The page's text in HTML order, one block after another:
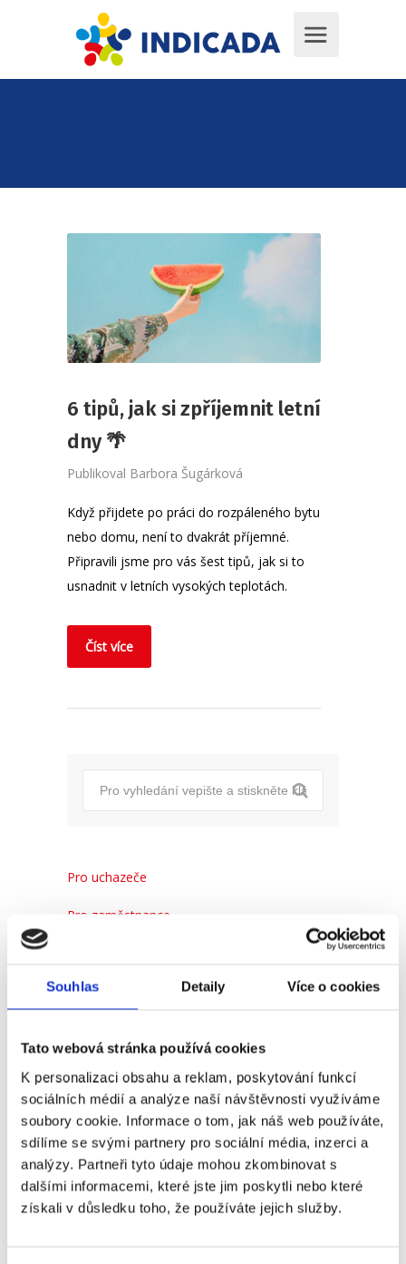
Souhlas Detaily Více o cookies
Tato webová stránka používá cookies
K personalizaci obsahu a reklam, poskytování funkcí
sociálních médií a analýze naší návštěvnosti využíváme
soubory cookie. Informace o tom, jak náš web používáte,
sdílíme se svými partnery pro sociální média, inzerci a
analýzy. Partneři tyto údaje mohou zkombinovat s
dalšími informacemi, které jste jim poskytli nebo které
získali v důsledku toho, že používáte jejich služby.
6 tipů, jak si zpříjemnit letní
dny 🌴
Publikoval Barbora Šugárková
Když přijdete po práci do rozpáleného bytu
nebo domu, není to dvakrát příjemné.
Připravili jsme pro vás šest tipů, jak si to
usnadnit v letních vysokých teplotách.
Číst více
Pro uchazeče
Pro zaměstnance
(Ne)komunikace se
zaměstnavatelem
18. 9. 2025
#3 HR Abeceda: Od A do Z